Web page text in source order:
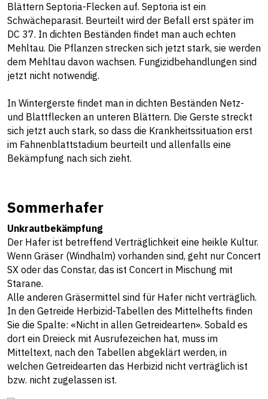
Blättern Septoria-Flecken auf. Septoria ist ein
Schwächeparasit. Beurteilt wird der Befall erst später im
DC 37. In dichten Beständen findet man auch echten
Mehltau. Die Pflanzen strecken sich jetzt stark, sie werden
dem Mehltau davon wachsen. Fungizidbehandlungen sind
jetzt nicht notwendig.
In Wintergerste findet man in dichten Beständen Netz-
und Blattflecken an unteren Blättern. Die Gerste streckt
sich jetzt auch stark, so dass die Krankheitssituation erst
im Fahnenblattstadium beurteilt und allenfalls eine
Bekämpfung nach sich zieht.
Sommerhafer
Unkrautbekämpfung
Der Hafer ist betreffend Verträglichkeit eine heikle Kultur.
Wenn Gräser (Windhalm) vorhanden sind, geht nur Concert
SX oder das Constar, das ist Concert in Mischung mit
Starane.
Alle anderen Gräsermittel sind für Hafer nicht verträglich.
In den Getreide Herbizid-Tabellen des Mittelhefts finden
Sie die Spalte: «Nicht in allen Getreidearten». Sobald es
dort ein Dreieck mit Ausrufezeichen hat, muss im
Mitteltext, nach den Tabellen abgeklärt werden, in
welchen Getreidearten das Herbizid nicht verträglich ist
bzw. nicht zugelassen ist.